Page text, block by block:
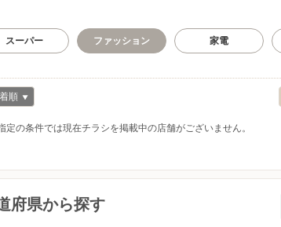
スーパー ファッション 家電
順
定の条件では現在チラシを掲載中の店舗がございません。
府県から探す